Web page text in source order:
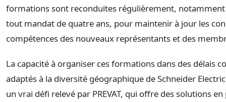
formations sont reconduites régulièrement, notamment
tout mandat de quatre ans, pour maintenir à jour les
compétences des nouveaux représentants et des
La capacité à organiser ces formations dans des délais
adaptés à la diversité géographique de Schneider
un vrai défi relevé par PREVAT, qui offre des solutions